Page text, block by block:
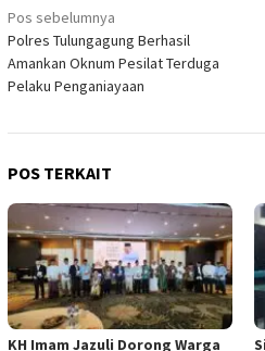
Navigasi
pos
Pos sebelumnya
Polres Tulungagung Berhasil
Amankan Oknum Pesilat Terduga
Pelaku Penganiayaan
POS TERKAIT
KH Imam Jazuli Dorong Warga